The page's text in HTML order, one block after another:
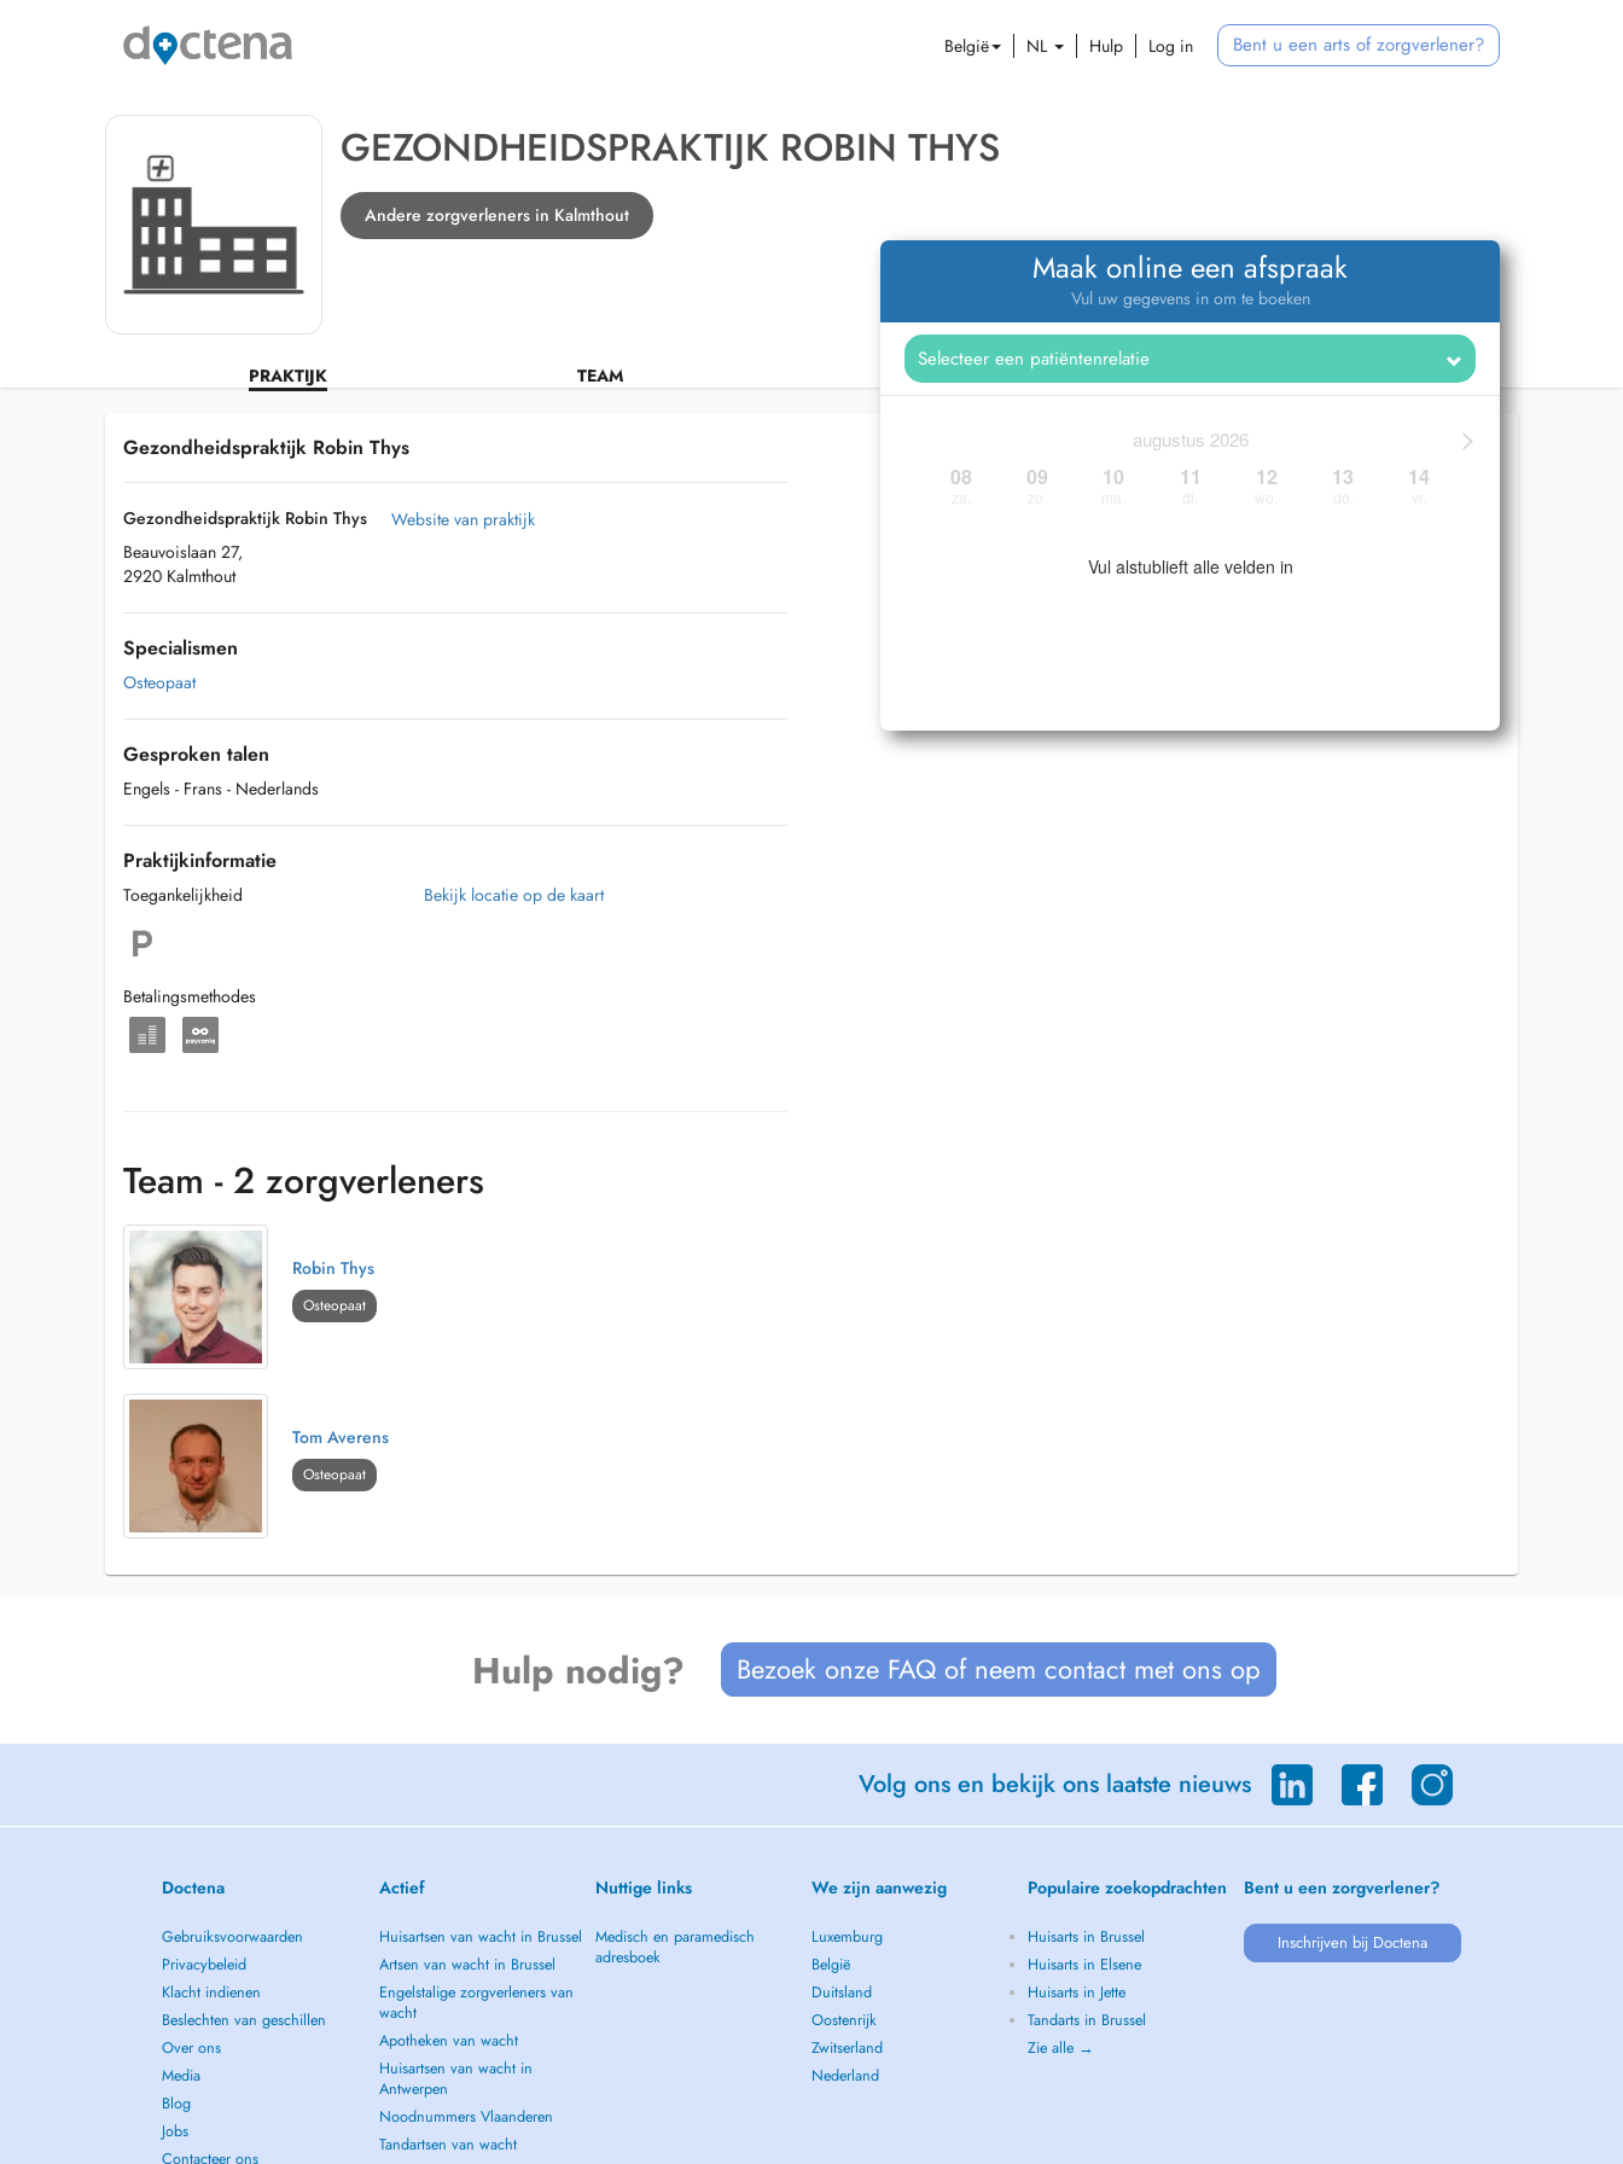
België NL Hulp Log in Bent u een arts of zorgverlener?
GEZONDHEIDSPRAKTIJK ROBIN THYS
Andere zorgverleners in Kalmthout
PRAKTIJK TEAM
Maak online een afspraak
Vul uw gegevens in om te boeken
>
augustus 2026
08 09 10 11 12 13 14
Vul alstublieft alle velden in
Gezondheidspraktijk Robin Thys
Gezondheidspraktijk Robin Thys
Beauvoislaan 27,
2920 Kalmthout
Website van praktijk
Specialismen
Osteopaat
Gesproken talen
Engels - Frans - Nederlands
Praktijkinformatie
Toegankelijkheid
Betalingsmethodes
Bekijk locatie op de kaart
Team - 2 zorgverleners
Robin Thys
Osteopaat
Tom Averens
Osteopaat
Hulp nodig? Bezoek onze FAQ of neem contact met ons op
Volg ons en bekijk ons laatste nieuws
Doctena
Gebruiksvoorwaarden
Privacybeleid
Klacht indienen
Beslechten van geschillen
Over ons
Media
Blog
Jobs
Contacteer ons
Actief
Huisartsen van wacht in Brussel
Artsen van wacht in Brussel
Engelstalige zorgverleners van
wacht
Apotheken van wacht
Huisartsen van wacht in
Antwerpen
Noodnummers Vlaanderen
Tandartsen van wacht
Nuttige links
Medisch en paramedisch
adresboek
We zijn aanwezig
Luxemburg
België
Duitsland
Oostenrijk
Zwitserland
Nederland
Populaire zoekopdrachten
Huisarts in Brussel
Huisarts in Elsene
Huisarts in Jette
Tandarts in Brussel
Zie alle →
Bent u een zorgverlener?
Inschrijven bij Doctena